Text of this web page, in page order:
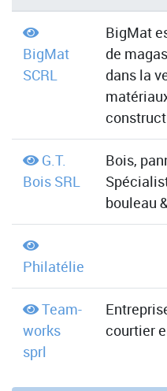
BigMat
SCRL
BigMat
de
dans la
G.T.
Bois SRL
Bois,
bouleau
Philatélie
Team-
works
sprl
courtier